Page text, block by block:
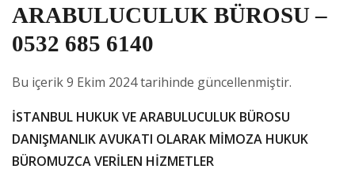
ARABULUCULUK BÜROSU –
0532 685 6140
Bu içerik 9 Ekim 2024 tarihinde güncellenmiştir.
İSTANBUL HUKUK VE ARABULUCULUK BÜROSU
DANIŞMANLIK AVUKATI OLARAK MİMOZA HUKUK
BÜROMUZCA VERİLEN HİZMETLER